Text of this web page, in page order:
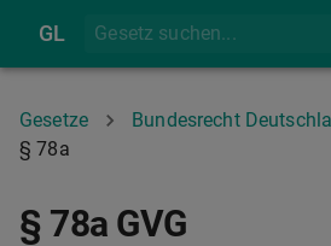
GL
Gesetze Bundesrecht
§ 78a
§ 78a GVG